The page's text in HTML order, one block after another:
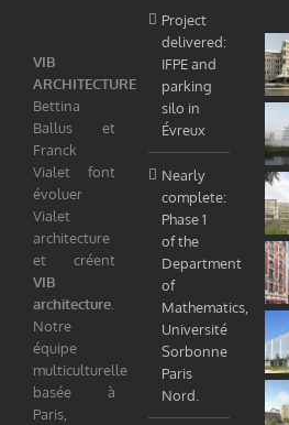
VIB
ARCHITECTURE
Bettina
Ballus et
Franck
Vialet font
évoluer
Vialet
architecture
et créent
VIB
architecture.
Notre
équipe
multiculturelle
basée à
Paris,
Project
delivered:
IFPE and
parking
silo in
Évreux
Nearly
complete:
Phase 1
of the
Department
of
Mathematics,
Université
Sorbonne
Paris
Nord.